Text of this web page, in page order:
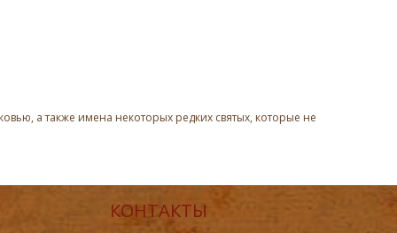
а также имена некоторых редких святых, которые не
КОНТАКТЫ